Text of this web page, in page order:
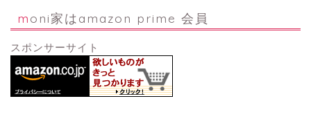
moni家はamazon prime 会員
スポンサーサイト